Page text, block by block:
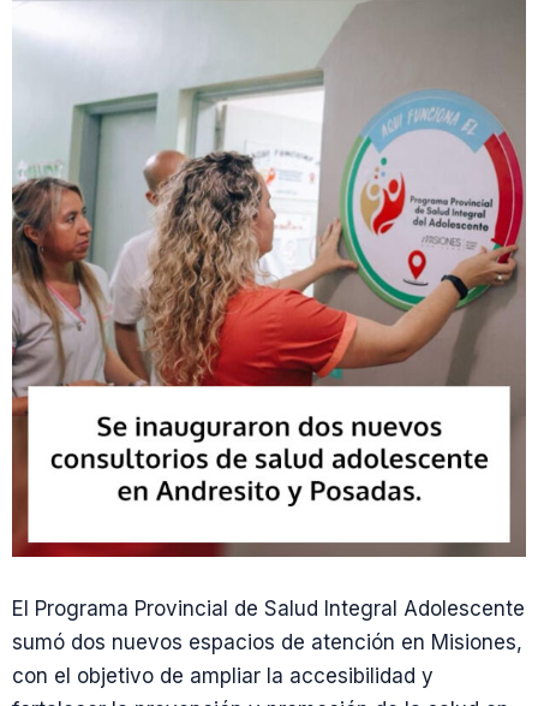
El Programa Provincial de Salud Integral Adolescente
sumó dos nuevos espacios de atención en Misiones,
con el objetivo de ampliar la accesibilidad y